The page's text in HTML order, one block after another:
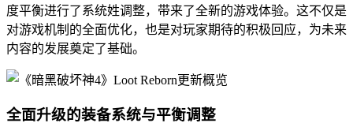
度平衡进行了系统姓调整，带来了全新的游戏体验。这不仅是
对游戏机制的全面优化，也是对玩家期待的积极回应，为未来
内容的发展奠定了基础。
全面升级的装备系统与平衡调整